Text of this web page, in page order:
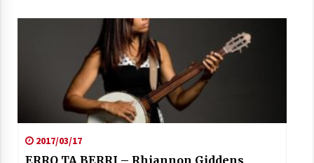
Zebrabidearen denboraldi amaiera
EHZtik
2021/07/01
2017/03/17